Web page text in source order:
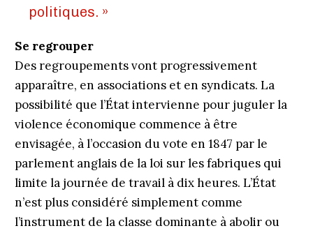
politiques. »
Se regrouper
Des regroupements vont progressivement
apparaître, en associations et en syndicats. La
possibilité que l’État intervienne pour juguler la
violence économique commence à être
envisagée, à l’occasion du vote en 1847 par le
parlement anglais de la loi sur les fabriques qui
limite la journée de travail à dix heures. L’État
n’est plus considéré simplement comme
l’instrument de la classe dominante à abolir ou